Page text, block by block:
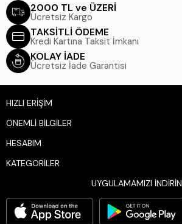
2000 TL ve ÜZERİ
Ücretsiz Kargo
TAKSİTLİ ÖDEME
Kredi Kartına Taksit İmkanı
KOLAY İADE
Ücretsiz İade Garantisi
HIZLI ERİŞİM
ÖNEMLİ BİLGİLER
HESABIM
KATEGORİLER
UYGULAMAMIZI İNDİRİN